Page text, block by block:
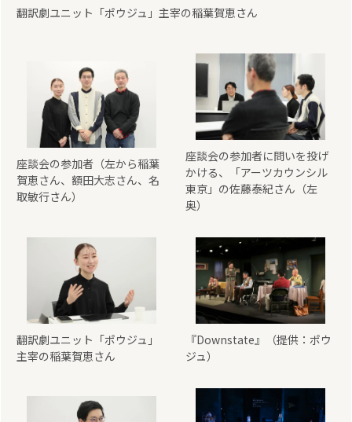
翻訳劇ユニット「ポウジュ」主宰の稲葉賀恵さん
座談会の参加者（左から稲葉
賀恵さん、額田大志さん、名
取敏行さん）
座談会の参加者に問いを投げ
かける、「アーツカウンシル
東京」の佐藤泰紀さん（左
奥）
翻訳劇ユニット「ポウジュ」
主宰の稲葉賀恵さん
『Downstate』（提供：ポウ
ジュ）